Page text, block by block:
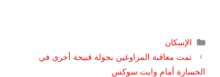
التصنيفات
الإسكان
تمت معاقبة المراوغين بجولة قبيحة أخرى في
الخسارة أمام وايت سوكس